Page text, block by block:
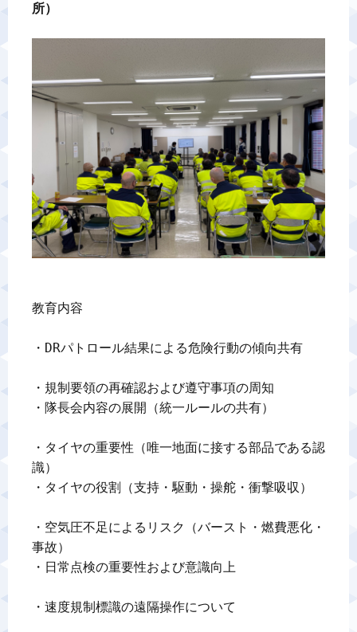
反社会的勢力排除宣言
カスタマーハラスメントに対する基本方針
プライバシーポリシー
所）
教育内容
・DRパトロール結果による危険行動の傾向共有
・規制要領の再確認および遵守事項の周知
・隊長会内容の展開（統一ルールの共有）
・タイヤの重要性（唯一地面に接する部品である認
識）
・タイヤの役割（支持・駆動・操舵・衝撃吸収）
・空気圧不足によるリスク（バースト・燃費悪化・
事故）
・日常点検の重要性および意識向上
・速度規制標識の遠隔操作について